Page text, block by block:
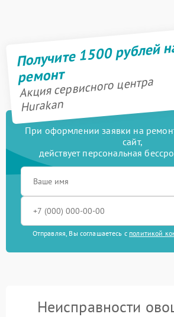
Получите 1500 рублей
ремонт
Акция сервисного центра
Hurakan
При оформлении заявки на
сайт,
действует персональная
Отправляя, Вы соглашаетесь с политикой
Неисправности